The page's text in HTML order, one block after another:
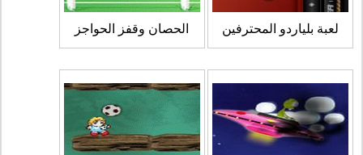
لعبة بلياردو المحترفين الحصان وقفز الحواجز